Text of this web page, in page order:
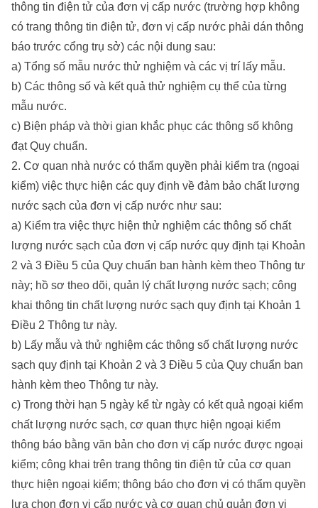
thông tin điện tử của đơn vị cấp nước (trường hợp không
có trang thông tin điện tử, đơn vị cấp nước phải dán thông
báo trước cổng trụ sở) các nội dung sau:
a) Tổng số mẫu nước thử nghiệm và các vị trí lấy mẫu.
b) Các thông số và kết quả thử nghiệm cụ thể của từng
mẫu nước.
c) Biện pháp và thời gian khắc phục các thông số không
đạt Quy chuẩn.
2. Cơ quan nhà nước có thẩm quyền phải kiểm tra (ngoại
kiểm) việc thực hiện các quy định về đảm bảo chất lượng
nước sạch của đơn vị cấp nước như sau:
a) Kiểm tra việc thực hiện thử nghiệm các thông số chất
lượng nước sạch của đơn vị cấp nước quy định tại Khoản
2 và 3 Điều 5 của Quy chuẩn ban hành kèm theo Thông tư
này; hồ sơ theo dõi, quản lý chất lượng nước sạch; công
khai thông tin chất lượng nước sạch quy định tại Khoản 1
Điều 2 Thông tư này.
b) Lấy mẫu và thử nghiệm các thông số chất lượng nước
sạch quy định tại Khoản 2 và 3 Điều 5 của Quy chuẩn ban
hành kèm theo Thông tư này.
c) Trong thời hạn 5 ngày kể từ ngày có kết quả ngoại kiểm
chất lượng nước sạch, cơ quan thực hiện ngoại kiểm
thông báo bằng văn bản cho đơn vị cấp nước được ngoại
kiểm; công khai trên trang thông tin điện tử của cơ quan
thực hiện ngoại kiểm; thông báo cho đơn vị có thẩm quyền
lựa chọn đơn vị cấp nước và cơ quan chủ quản đơn vị